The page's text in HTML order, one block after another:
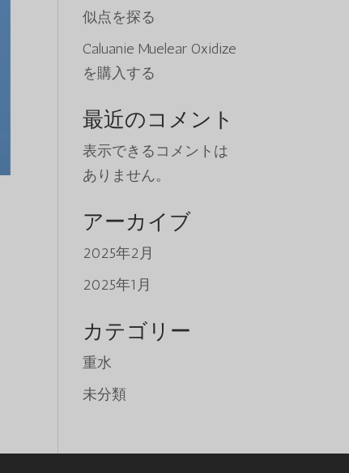
似点を探る
Caluanie Muelear Oxidize
を購入する
最近のコメント
表示できるコメントは
ありません。
アーカイブ
2025年2月
2025年1月
カテゴリー
重水
未分類
ភាសាខ្មែរ
Deutsch
ქართული
Русский
ພາສາລາວ
Tiếng Việt